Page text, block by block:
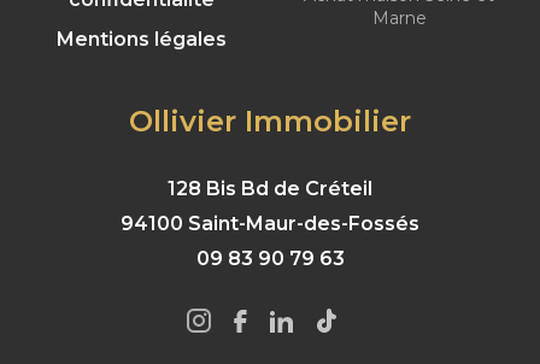
Mentions légales
Marne
Ollivier Immobilier
128 Bis Bd de Créteil
94100 Saint-Maur-des-Fossés
09 83 90 79 63